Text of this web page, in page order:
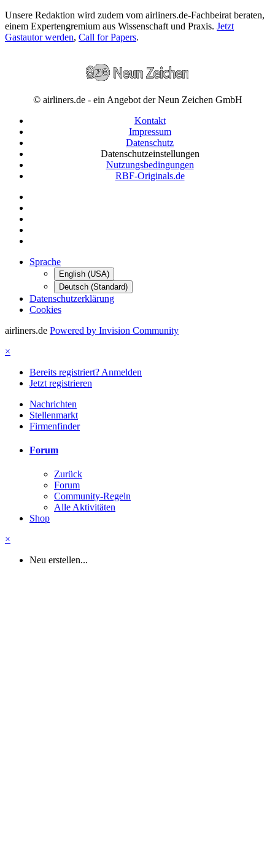
Unsere Redaktion wird zudem vom airliners.de-Fachbeirat beraten,
einem Expertengremium aus Wissenschaft und Praxis. Jetzt
Gastautor werden, Call for Papers.
© airliners.de - ein Angebot der Neun Zeichen GmbH
Kontakt
Impressum
Datenschutz
Datenschutzeinstellungen
Nutzungsbedingungen
RBF-Originals.de
Sprache
English (USA)
Deutsch (Standard)
Datenschutzerklärung
Cookies
airliners.de Powered by Invision Community
×
Bereits registriert? Anmelden
Jetzt registrieren
Nachrichten
Stellenmarkt
Firmenfinder
Forum
Zurück
Forum
Community-Regeln
Alle Aktivitäten
Shop
×
Neu erstellen...